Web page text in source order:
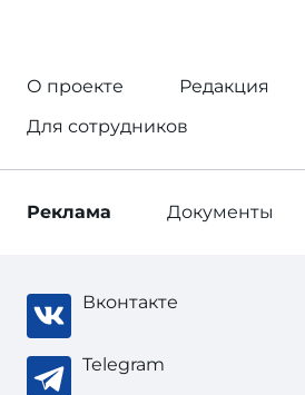
О проекте
Редакция
Для сотрудников
Реклама Документы
Вконтакте
Telegram